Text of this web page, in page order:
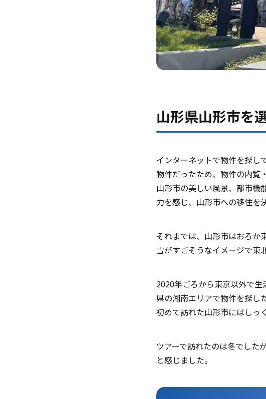
山形県山形市を
インターネットで物件を探し
物件だったため、物件の内覧
山形市の美しい風景、都市機
力を感じ、山形市への移住を
それまでは、山形市はおろか
雪がすごそうなイメージで東
2020年ごろから東京以外で
県の湘南エリアで物件を探し
初めて訪れた山形市にはしっ
ツアーで訪れたのは冬でした
と感じました。